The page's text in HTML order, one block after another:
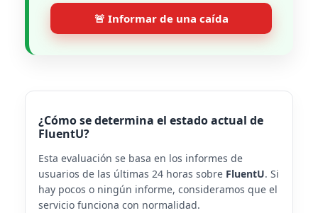
🚨 Informar de una caída
¿Cómo se determina el estado actual de
FluentU?
Esta evaluación se basa en los informes de
usuarios de las últimas 24 horas sobre FluentU. Si
hay pocos o ningún informe, consideramos que el
servicio funciona con normalidad.